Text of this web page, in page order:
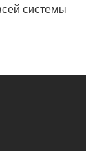
системы